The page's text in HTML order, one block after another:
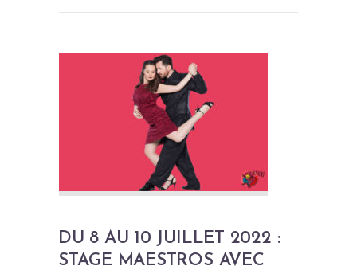
DU 8 AU 10 JUILLET 2022 :
STAGE MAESTROS AVEC